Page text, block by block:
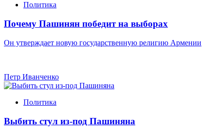
Политика
Почему Пашинян победит на выборах
Он утверждает новую государственную религию Армении
Петр Иванченко
Политика
Выбить стул из-под Пашиняна